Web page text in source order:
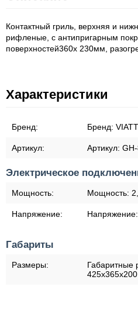
Контактный гриль, верхняя и
рифленые, с антипригарным
поверхностей360х 230мм,
Характеристики
Бренд: Бренд:
Артикул: Артикул:
Электрическое
Мощность: Мощность:
Напряжение: Напряжение:
Габариты
Размеры:
Габаритные